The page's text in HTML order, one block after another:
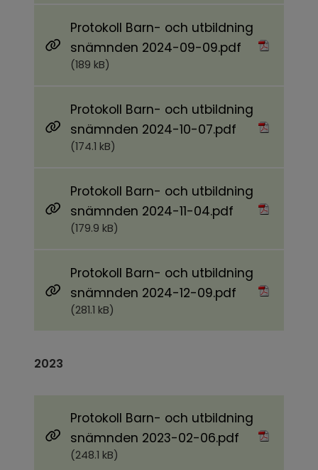
Protokoll Barn- och utbildning
snämnden 2024-09-09.pdf Pdf, 189 kB.
(189 kB)
Protokoll Barn- och utbildning
snämnden 2024-10-07.pdf Pdf, 174.1 kB.
(174.1 kB)
Protokoll Barn- och utbildning
snämnden 2024-11-04.pdf Pdf, 179.9 kB.
(179.9 kB)
Protokoll Barn- och utbildning
snämnden 2024-12-09.pdf Pdf, 281.1 kB.
(281.1 kB)
2023
Protokoll Barn- och utbildning
snämnden 2023-02-06.pdf Pdf, 248.1 kB.
(248.1 kB)